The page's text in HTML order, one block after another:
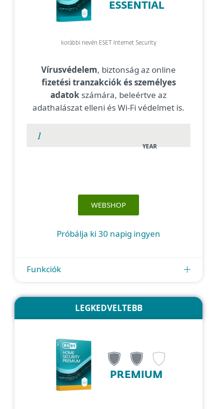
ESSENTIAL
korábbi nevén ESET Internet Security
Vírusvédelem, biztonság az online
fizetési tranzakciók és személyes
adatok számára, beleértve az
adathalászat elleni és Wi-Fi védelmet is.
YEAR
WEBSHOP
Próbálja ki 30 napig ingyen
Funkciók
LEGKEDVELTEBB
PREMIUM